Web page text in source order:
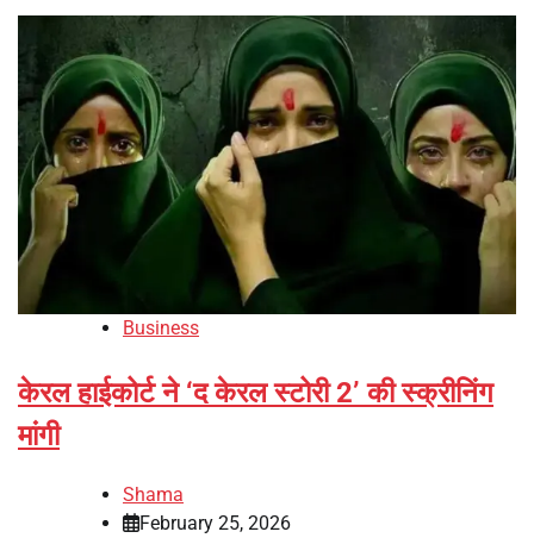
Business
केरल हाईकोर्ट ने ‘द केरल स्टोरी 2’ की स्क्रीनिंग
मांगी
Shama
February 25, 2026